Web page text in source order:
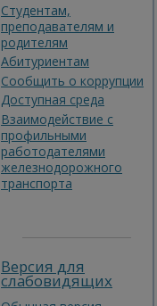
Студентам,
преподавателям и
родителям
Абитуриентам
Сообщить о коррупции
Доступная среда
Взаимодействие с
профильными
работодателями
железнодорожного
транспорта
Версия для
слабовидящих